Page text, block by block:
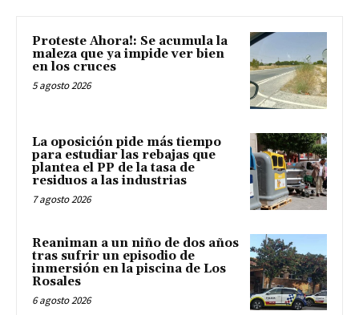
Proteste Ahora!: Se acumula la
maleza que ya impide ver bien
en los cruces
5 agosto 2026
La oposición pide más tiempo
para estudiar las rebajas que
plantea el PP de la tasa de
residuos a las industrias
7 agosto 2026
Reaniman a un niño de dos años
tras sufrir un episodio de
inmersión en la piscina de Los
Rosales
6 agosto 2026